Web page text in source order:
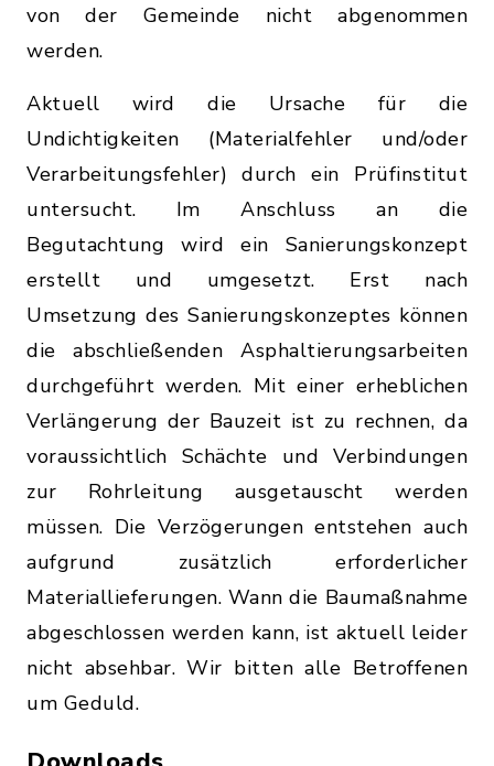
von der Gemeinde nicht abgenommen
werden.
Aktuell wird die Ursache für die
Undichtigkeiten (Materialfehler und/oder
Verarbeitungsfehler) durch ein Prüfinstitut
untersucht. Im Anschluss an die
Begutachtung wird ein Sanierungskonzept
erstellt und umgesetzt. Erst nach
Umsetzung des Sanierungskonzeptes können
die abschließenden Asphaltierungsarbeiten
durchgeführt werden. Mit einer erheblichen
Verlängerung der Bauzeit ist zu rechnen, da
voraussichtlich Schächte und Verbindungen
zur Rohrleitung ausgetauscht werden
müssen. Die Verzögerungen entstehen auch
aufgrund zusätzlich erforderlicher
Materiallieferungen. Wann die Baumaßnahme
abgeschlossen werden kann, ist aktuell leider
nicht absehbar. Wir bitten alle Betroffenen
um Geduld.